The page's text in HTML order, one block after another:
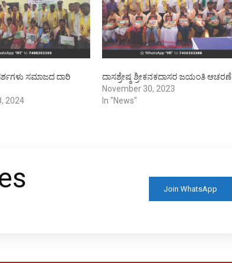
ಸಮಾಜದ ದಾರಿ
2024
ದಾಸಶ್ರೇಷ್ಠ ಶ್ರೀಕನಕದಾಸರ ಜಯಂತಿ ಆಚರಣೆ
November 30, 2023
In "News"
Join WhatsApp